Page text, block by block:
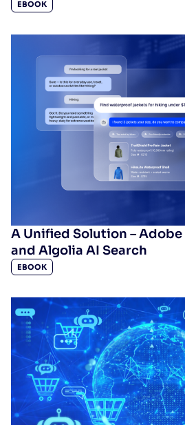
EBOOK
A Unified Solution –
and Algolia AI Search
EBOOK